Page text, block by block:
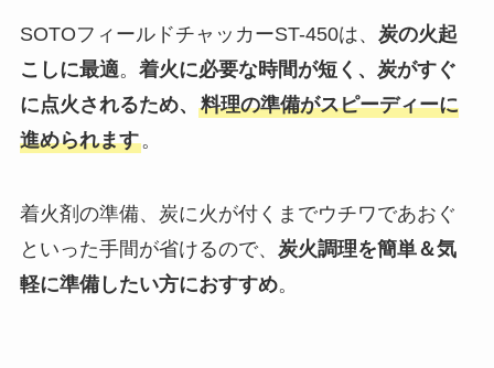
SOTOフィールドチャッカーST-450は、 炭の火起
こしに最適。 着火に必要な時間が短く、炭がすぐ
に点火されるため、 料理の準備がスピーディーに
進められます。
着火剤の準備、炭に火が付くまでウチワであおぐ
といった手間が省けるので、 炭火調理を簡単＆気
軽に準備したい方におすすめ。